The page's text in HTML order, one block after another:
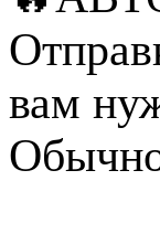
вам